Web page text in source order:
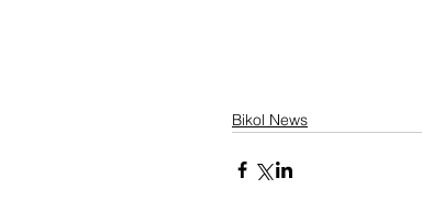
Bikol News